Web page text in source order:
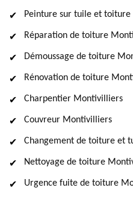
Peinture sur tuile et
Réparation de toiture
Démoussage de toiture
Rénovation de toiture
Charpentier Montivilliers
Couvreur Montivilliers
Changement de toiture et
Nettoyage de toiture
Urgence fuite de toiture